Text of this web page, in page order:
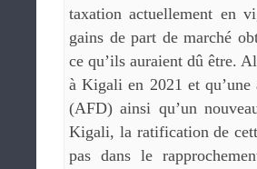
taxation actuellement en
gains de part de marché
ce qu’ils auraient dû être.
à Kigali en 2021 et qu’une
(AFD) ainsi qu’un
Kigali, la ratification de
pas dans le